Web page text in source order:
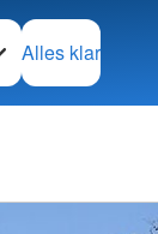
Alles klar